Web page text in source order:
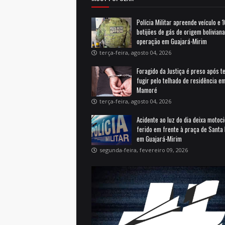
Polícia Militar apreende veículo e
botijões de gás de origem
operação em Guajará-Mirim
terça-feira, agosto 04, 2026
Foragido da Justiça é preso após
fugir pelo telhado de residência
Mamoré
terça-feira, agosto 04, 2026
Acidente ao luz do dia deixa
ferido em frente à praça de Santa
em Guajará-Mirim
segunda-feira, fevereiro 09, 2026